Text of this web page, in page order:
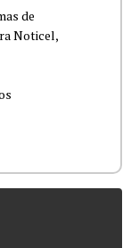
de
Noticel,